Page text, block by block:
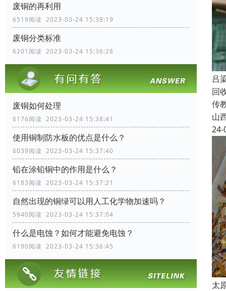
废铜的再利用
6519阅读 2023-03-24 15:38:19
废铜分类标准
6201阅读 2023-03-24 15:36:28
废铜如何处理
6176阅读 2023-03-24 15:38:41
使用铜制防水板的优点是什么？
6039阅读 2023-03-24 15:37:40
铅在涂铅铜中的作用是什么？
6183阅读 2023-03-24 15:37:21
自然出现的铜绿可以用人工化学物加速吗？
5940阅读 2023-03-24 15:37:04
什么是电蚀？如何才能避免电蚀？
6190阅读 2023-03-24 15:36:45
吕
回
传
山
24-
太